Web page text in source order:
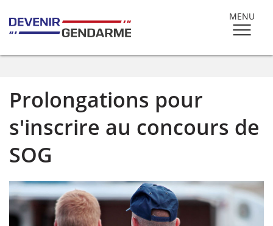
MENU
Prolongations pour
s'inscrire au concours de
SOG